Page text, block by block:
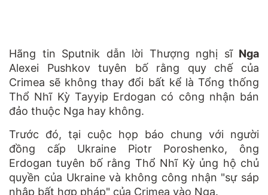
Hãng tin Sputnik dẫn lời Thượng nghị sĩ Nga
Alexei Pushkov tuyên bố rằng quy chế của
Crimea sẽ không thay đổi bất kể là Tổng thống
Thổ Nhĩ Kỳ Tayyip Erdogan có công nhận bán
đảo thuộc Nga hay không.
Trước đó, tại cuộc họp báo chung với người
đồng cấp Ukraine Piotr Poroshenko, ông
Erdogan tuyên bố rằng Thổ Nhĩ Kỳ ủng hộ chủ
quyền của Ukraine và không công nhận "sự sáp
nhập bất hợp pháp" của Crimea vào Nga.